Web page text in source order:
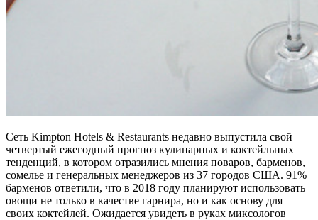
Сеть Kimpton Hotels & Restaurants недавно выпустила свой
четвертый ежегодный прогноз кулинарных и коктейльных
тенденций, в котором отразились мнения поваров, барменов,
сомелье и генеральных менеджеров из 37 городов США. 91%
барменов ответили, что в 2018 году планируют использовать
овощи не только в качестве гарнира, но и как основу для
своих коктейлей. Ожидается увидеть в руках миксологов